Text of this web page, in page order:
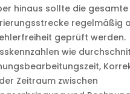
hinaus sollte die gesamte
regelmäßig
geprüft werden.
wie
Zeitraum zwischen